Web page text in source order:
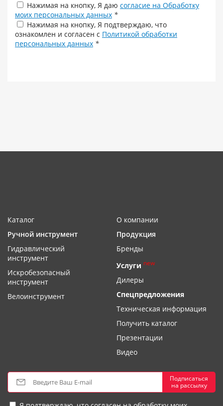
Нажимая на кнопку, Я даю согласие на Обработку
моих персональных данных *
Нажимая на кнопку, Я подтверждаю, что
ознакомлен и согласен с Политикой обработки
персональных данных *
Каталог
Ручной инструмент
Гидравлический
инструмент
Искробезопасный
инструмент
Велоинструмент
О компании
Продукция
Бренды
Услуги new
Дилеры
Спецпредложения
Техническая информация
Получить каталог
Презентации
Видео
Подписаться
на рассылку